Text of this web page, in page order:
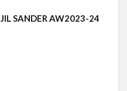
JIL SANDER AW2023-24